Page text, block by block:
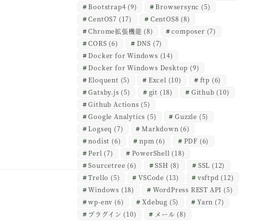
Bootstrap4 (9) Browsersync (5)
CentOS7 (17) CentOS8 (8)
Chrome拡張機能 (8) composer (7)
CORS (6) DNS (7)
Docker for Windows (14)
Docker for Windows Desktop (9)
Eloquent (5) Excel (10) ftp (6)
Gatsby.js (5) git (18) Github (10)
Github Actions (5)
Google Analytics (5) Guzzle (5)
Logseq (7) Markdown (6)
nodist (6) npm (6) PDF (6)
Perl (7) PowerShell (18)
Sourcetree (6) SSH (8) SSL (12)
Trello (5) VSCode (13) vsftpd (12)
Windows (18) WordPress REST API (5)
wp-env (6) Xdebug (5) Yarn (7)
プラグイン (10) メール (8)